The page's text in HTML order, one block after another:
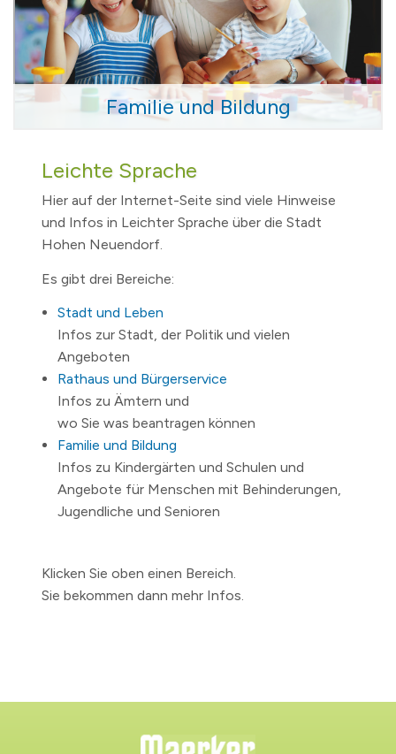
Familie und Bildung
Leichte Sprache
Hier auf der Internet-Seite sind viele Hinweise
und Infos in Leichter Sprache über die Stadt
Hohen Neuendorf.
Es gibt drei Bereiche:
Stadt und Leben
Infos zur Stadt, der Politik und vielen
Angeboten
Rathaus und Bürgerservice
Infos zu Ämtern und
wo Sie was beantragen können
Familie und Bildung
Infos zu Kindergärten und Schulen und
Angebote für Menschen mit Behinderungen,
Jugendliche und Senioren
Klicken Sie oben einen Bereich.
Sie bekommen dann mehr Infos.